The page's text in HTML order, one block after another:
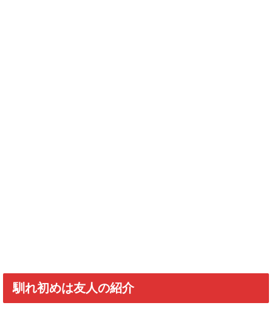
馴れ初めは友人の紹介